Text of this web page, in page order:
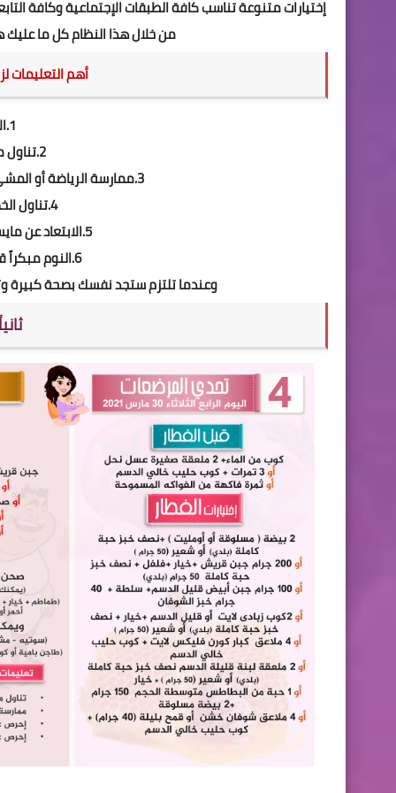
إختيارات متنوعة تناسب كافة الطبقات الإجتماعية وكافة
من خلال هذا النظام كل ما عليك
أهم التعليمات
1.الإلتزام التام بالنظام
2.تناول من 8 لـ 12 كوب ماء يومياً
3.ممارسة الرياضة أو المشي أو أعمال المنزل يومياً لأكثر من 30 دقيقة
4.تناول الخضروات لما لها فائدة كبيرة
5.الابتعاد عن مايسمى بأدوية التخسيس أو الاعشاب
6.النوم مبكراً قدر المستطاع والاستيقاظ مبكراً
وعندما تلتزم ستجد نفسك بصحة كبيرة